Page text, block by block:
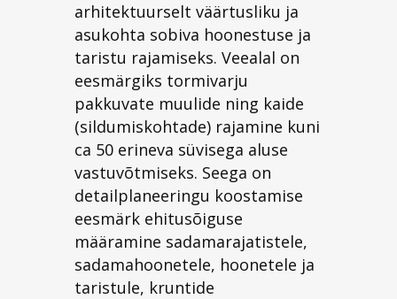
arhitektuurselt väärtusliku ja
asukohta sobiva hoonestuse ja
taristu rajamiseks. Veealal on
eesmärgiks tormivarju
pakkuvate muulide ning kaide
(sildumiskohtade) rajamine kuni
ca 50 erineva süvisega aluse
vastuvõtmiseks. Seega on
detailplaneeringu koostamise
eesmärk ehitusõiguse
määramine sadamarajatistele,
sadamahoonetele, hoonetele ja
taristule, kruntide